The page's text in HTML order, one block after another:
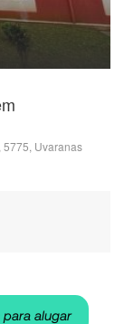
5775, Uvaranas
alugar